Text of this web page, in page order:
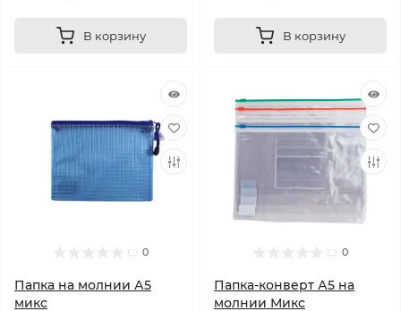
В корзину В корзину
0
Папка на молнии А5
микс
0
Папка-конверт А5 на
молнии Микс